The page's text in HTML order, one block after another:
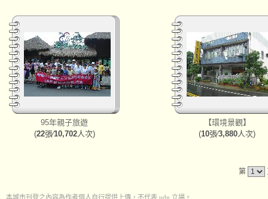
95年親子旅遊
(22張∕10,702人次)
【環境景觀】
(10張∕3,880人次)
第
本城市刊登之內容為作者個人自行提供上傳，不代表 udn 立場。